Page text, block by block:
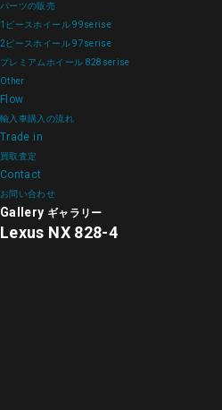
パーツの販売
1ピースホイール 99serise
2ピースホイール 97serise
プレミアムホイール 828serise
Other
Flow
輸入車購入の流れ
Trade in
買取査定
Contact
お問い合わせ
Gallery ギャラリー
Lexus NX 828-4